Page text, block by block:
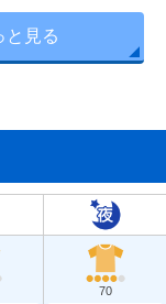
と見る
70